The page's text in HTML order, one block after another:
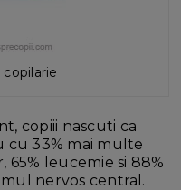
copiii nascuti ca
cu 33% mai multe
65% leucemie si 88%
nervos central.